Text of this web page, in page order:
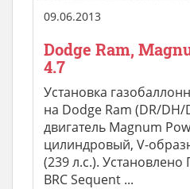
09.06.2013
Dodge Ram,
4.7
Установка
на Dodge Ram (DR/DH/
двигатель Magnum
цилиндровый, V-
(239 л.с.).
BRC Sequent ...